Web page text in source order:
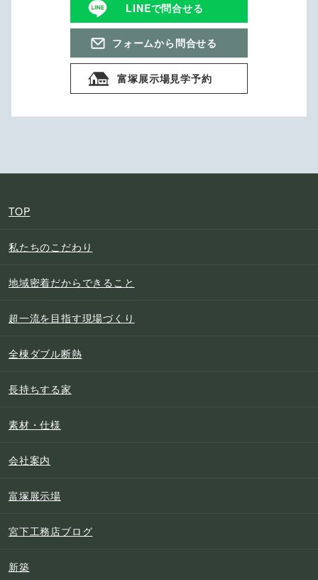
LINEで問合せる
フォームから問合せる
富塚展示場見学予約
TOP
私たちのこだわり
地域密着だからできること
超一流を目指す現場づくり
全棟ダブル断熱
長持ちする家
素材・仕様
会社案内
富塚展示場
宮下工務店ブログ
新築